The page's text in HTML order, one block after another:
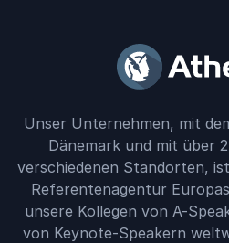
Unser Unternehmen, mit
Dänemark und mit über
verschiedenen Standorten,
Referentenagentur
unsere Kollegen von A-
von Keynote-Speakern